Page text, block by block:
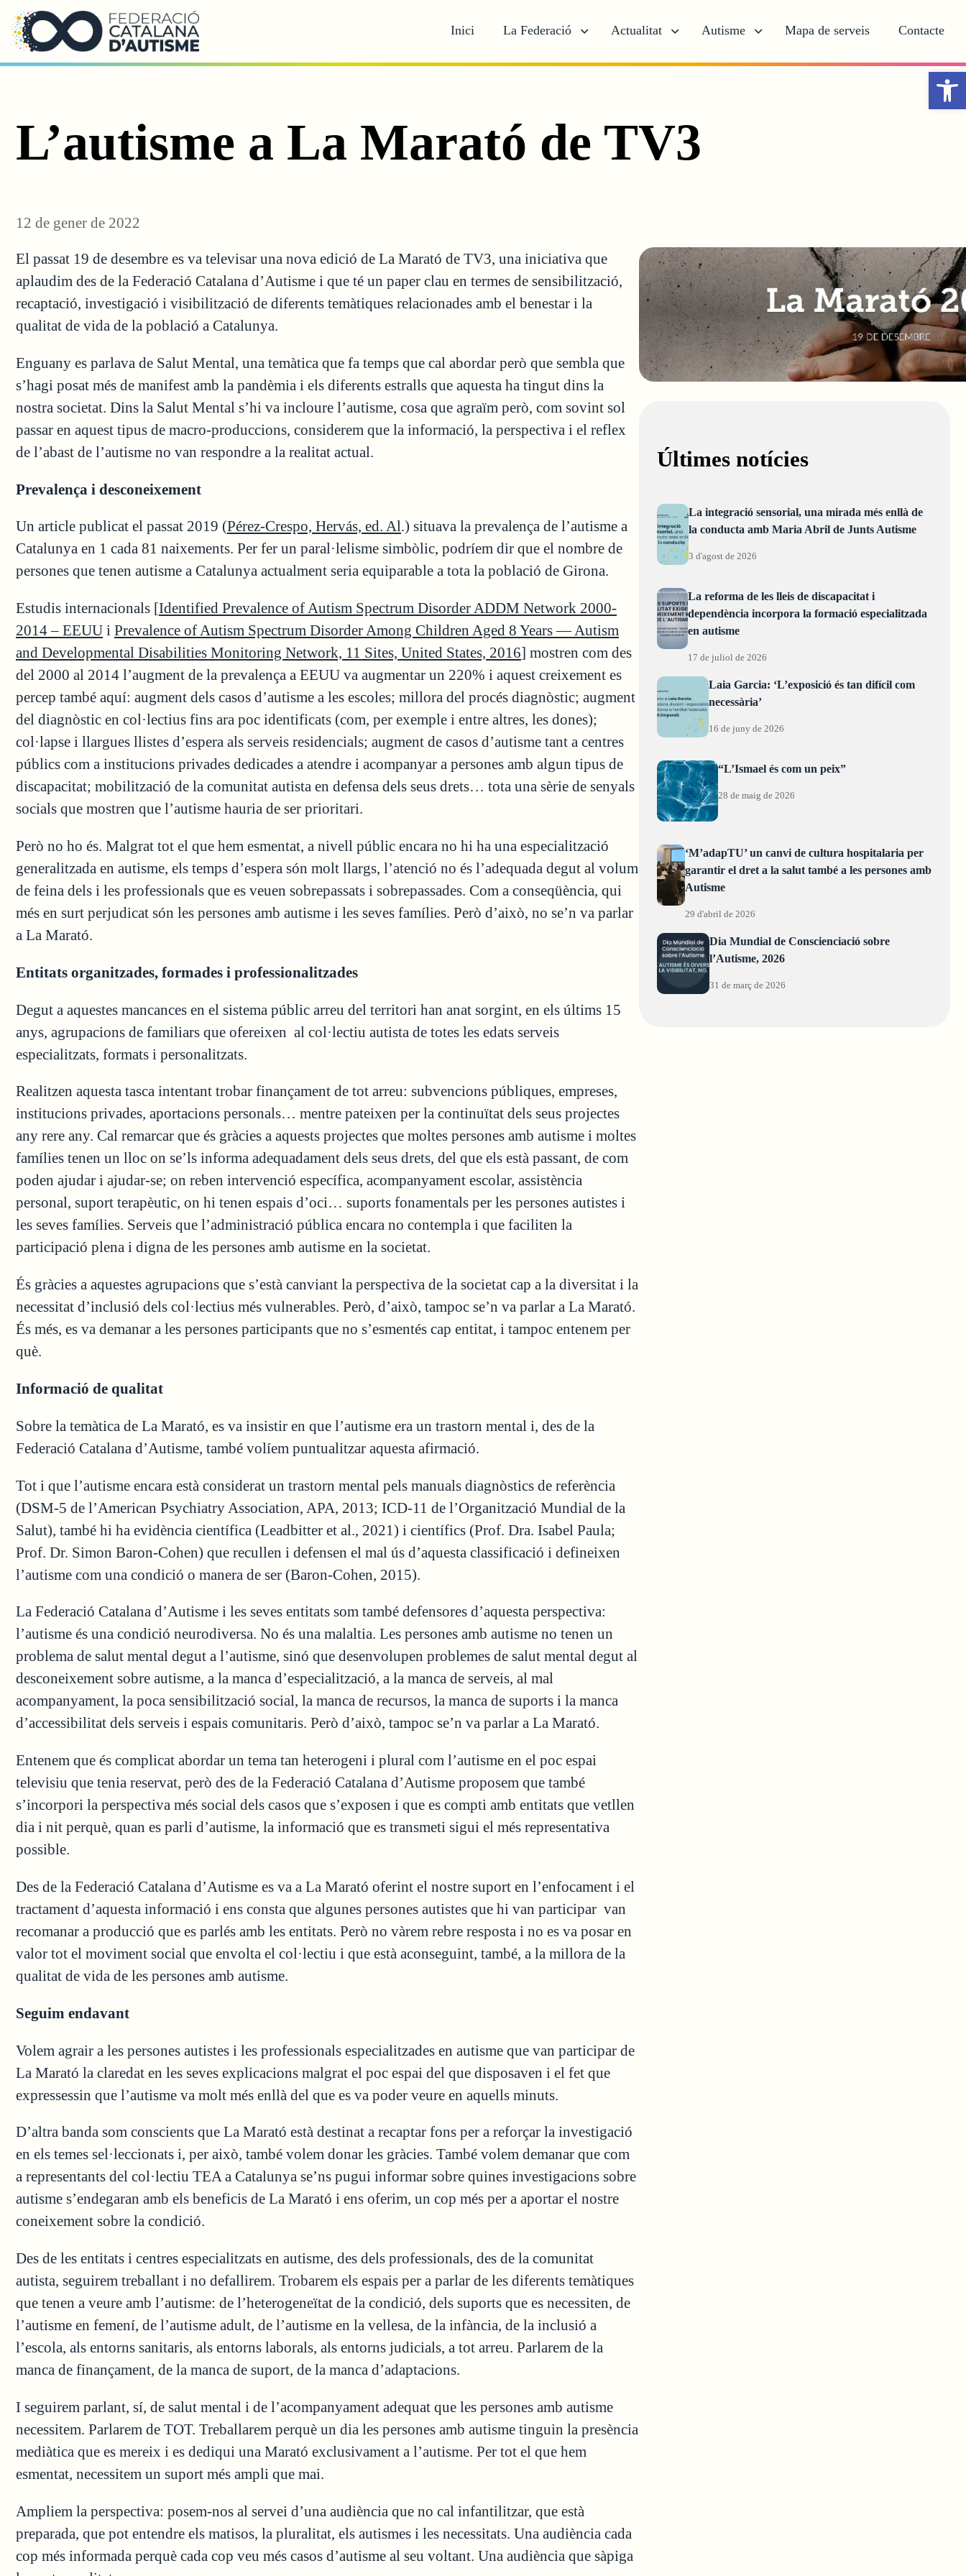
Saltar al contingut principal
Inici La Federació Actualitat Autisme Mapa de serveis Contacte
L’autisme a La Marató de TV3
12 de gener de 2022
El passat 19 de desembre es va televisar una nova edició de La Marató de TV3, una iniciativa que
aplaudim des de la Federació Catalana d’Autisme i que té un paper clau en termes de sensibilització,
recaptació, investigació i visibilització de diferents temàtiques relacionades amb el benestar i la
qualitat de vida de la població a Catalunya.
Enguany es parlava de Salut Mental, una temàtica que fa temps que cal abordar però que sembla que
s’hagi posat més de manifest amb la pandèmia i els diferents estralls que aquesta ha tingut dins la
nostra societat. Dins la Salut Mental s’hi va incloure l’autisme, cosa que agraïm però, com sovint sol
passar en aquest tipus de macro-produccions, considerem que la informació, la perspectiva i el reflex
de l’abast de l’autisme no van respondre a la realitat actual.
Prevalença i desconeixement
Un article publicat el passat 2019 (Pérez-Crespo, Hervás, ed. Al.) situava la prevalença de l’autisme a
Catalunya en 1 cada 81 naixements. Per fer un paral·lelisme simbòlic, podríem dir que el nombre de
persones que tenen autisme a Catalunya actualment seria equiparable a tota la població de Girona.
Estudis internacionals [Identified Prevalence of Autism Spectrum Disorder ADDM Network 2000-
2014 – EEUU i Prevalence of Autism Spectrum Disorder Among Children Aged 8 Years — Autism
and Developmental Disabilities Monitoring Network, 11 Sites, United States, 2016] mostren com des
del 2000 al 2014 l’augment de la prevalença a EEUU va augmentar un 220% i aquest creixement es
percep també aquí: augment dels casos d’autisme a les escoles; millora del procés diagnòstic; augment
del diagnòstic en col·lectius fins ara poc identificats (com, per exemple i entre altres, les dones);
col·lapse i llargues llistes d’espera als serveis residencials; augment de casos d’autisme tant a centres
públics com a institucions privades dedicades a atendre i acompanyar a persones amb algun tipus de
discapacitat; mobilització de la comunitat autista en defensa dels seus drets… tota una sèrie de senyals
socials que mostren que l’autisme hauria de ser prioritari.
Però no ho és. Malgrat tot el que hem esmentat, a nivell públic encara no hi ha una especialització
generalitzada en autisme, els temps d’espera són molt llargs, l’atenció no és l’adequada degut al volum
de feina dels i les professionals que es veuen sobrepassats i sobrepassades. Com a conseqüència, qui
més en surt perjudicat són les persones amb autisme i les seves famílies. Però d’això, no se’n va parlar
a La Marató.
Entitats organitzades, formades i professionalitzades
Degut a aquestes mancances en el sistema públic arreu del territori han anat sorgint, en els últims 15
anys, agrupacions de familiars que ofereixen al col·lectiu autista de totes les edats serveis
especialitzats, formats i personalitzats.
Realitzen aquesta tasca intentant trobar finançament de tot arreu: subvencions públiques, empreses,
institucions privades, aportacions personals… mentre pateixen per la continuïtat dels seus projectes
any rere any. Cal remarcar que és gràcies a aquests projectes que moltes persones amb autisme i moltes
famílies tenen un lloc on se’ls informa adequadament dels seus drets, del que els està passant, de com
poden ajudar i ajudar-se; on reben intervenció específica, acompanyament escolar, assistència
personal, suport terapèutic, on hi tenen espais d’oci… suports fonamentals per les persones autistes i
les seves famílies. Serveis que l’administració pública encara no contempla i que faciliten la
participació plena i digna de les persones amb autisme en la societat.
És gràcies a aquestes agrupacions que s’està canviant la perspectiva de la societat cap a la diversitat i la
necessitat d’inclusió dels col·lectius més vulnerables. Però, d’això, tampoc se’n va parlar a La Marató.
És més, es va demanar a les persones participants que no s’esmentés cap entitat, i tampoc entenem per
què.
Informació de qualitat
Sobre la temàtica de La Marató, es va insistir en que l’autisme era un trastorn mental i, des de la
Federació Catalana d’Autisme, també volíem puntualitzar aquesta afirmació.
Tot i que l’autisme encara està considerat un trastorn mental pels manuals diagnòstics de referència
(DSM-5 de l’American Psychiatry Association, APA, 2013; ICD-11 de l’Organització Mundial de la
Salut), també hi ha evidència científica (Leadbitter et al., 2021) i científics (Prof. Dra. Isabel Paula;
Prof. Dr. Simon Baron-Cohen) que recullen i defensen el mal ús d’aquesta classificació i defineixen
l’autisme com una condició o manera de ser (Baron-Cohen, 2015).
La Federació Catalana d’Autisme i les seves entitats som també defensores d’aquesta perspectiva:
l’autisme és una condició neurodiversa. No és una malaltia. Les persones amb autisme no tenen un
problema de salut mental degut a l’autisme, sinó que desenvolupen problemes de salut mental degut al
desconeixement sobre autisme, a la manca d’especialització, a la manca de serveis, al mal
acompanyament, la poca sensibilització social, la manca de recursos, la manca de suports i la manca
d’accessibilitat dels serveis i espais comunitaris. Però d’això, tampoc se’n va parlar a La Marató.
Entenem que és complicat abordar un tema tan heterogeni i plural com l’autisme en el poc espai
televisiu que tenia reservat, però des de la Federació Catalana d’Autisme proposem que també
s’incorpori la perspectiva més social dels casos que s’exposen i que es compti amb entitats que vetllen
dia i nit perquè, quan es parli d’autisme, la informació que es transmeti sigui el més representativa
possible.
Des de la Federació Catalana d’Autisme es va a La Marató oferint el nostre suport en l’enfocament i el
tractament d’aquesta informació i ens consta que algunes persones autistes que hi van participar van
recomanar a producció que es parlés amb les entitats. Però no vàrem rebre resposta i no es va posar en
valor tot el moviment social que envolta el col·lectiu i que està aconseguint, també, a la millora de la
qualitat de vida de les persones amb autisme.
Seguim endavant
Volem agrair a les persones autistes i les professionals especialitzades en autisme que van participar de
La Marató la claredat en les seves explicacions malgrat el poc espai del que disposaven i el fet que
expressessin que l’autisme va molt més enllà del que es va poder veure en aquells minuts.
D’altra banda som conscients que La Marató està destinat a recaptar fons per a reforçar la investigació
en els temes sel·leccionats i, per això, també volem donar les gràcies. També volem demanar que com
a representants del col·lectiu TEA a Catalunya se’ns pugui informar sobre quines investigacions sobre
autisme s’endegaran amb els beneficis de La Marató i ens oferim, un cop més per a aportar el nostre
coneixement sobre la condició.
Des de les entitats i centres especialitzats en autisme, des dels professionals, des de la comunitat
autista, seguirem treballant i no defallirem. Trobarem els espais per a parlar de les diferents temàtiques
que tenen a veure amb l’autisme: de l’heterogeneïtat de la condició, dels suports que es necessiten, de
l’autisme en femení, de l’autisme adult, de l’autisme en la vellesa, de la infància, de la inclusió a
l’escola, als entorns sanitaris, als entorns laborals, als entorns judicials, a tot arreu. Parlarem de la
manca de finançament, de la manca de suport, de la manca d’adaptacions.
I seguirem parlant, sí, de salut mental i de l’acompanyament adequat que les persones amb autisme
necessitem. Parlarem de TOT. Treballarem perquè un dia les persones amb autisme tinguin la presència
mediàtica que es mereix i es dediqui una Marató exclusivament a l’autisme. Per tot el que hem
esmentat, necessitem un suport més ampli que mai.
Ampliem la perspectiva: posem-nos al servei d’una audiència que no cal infantilitzar, que està
preparada, que pot entendre els matisos, la pluralitat, els autismes i les necessitats. Una audiència cada
cop més informada perquè cada cop veu més casos d’autisme al seu voltant. Una audiència que sàpiga
Últimes notícies
La integració sensorial, una mirada més enllà de
la conducta amb Maria Abril de Junts Autisme
3 d'agost de 2026
La reforma de les lleis de discapacitat i
dependència incorpora la formació especialitzada
en autisme
17 de juliol de 2026
Laia Garcia: ‘L’exposició és tan difícil com
necessària’
16 de juny de 2026
“L’Ismael és com un peix”
28 de maig de 2026
‘M’adapTU’ un canvi de cultura hospitalaria per
garantir el dret a la salut també a les persones amb
Autisme
29 d'abril de 2026
Dia Mundial de Conscienciació sobre
l’Autisme, 2026
31 de març de 2026